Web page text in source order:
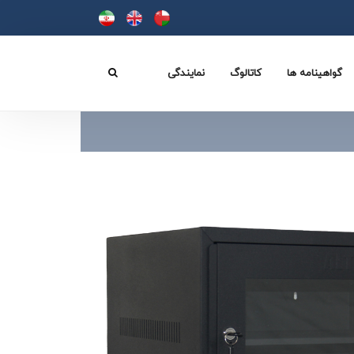
گواهینامه ها کاتالوگ نمایندگی